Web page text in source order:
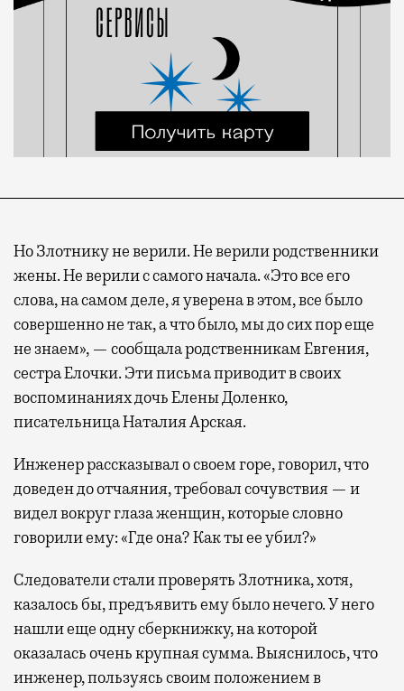
Но Злотнику не верили. Не верили родственники
жены. Не верили с самого начала. «Это все его
слова, на самом деле, я уверена в этом, все было
совершенно не так, а что было, мы до сих пор еще
не знаем», — сообщала родственникам Евгения,
сестра Елочки. Эти письма приводит в своих
воспоминаниях дочь Елены Доленко,
писательница Наталия Арская.
Инженер рассказывал о своем горе, говорил, что
доведен до отчаяния, требовал сочувствия — и
видел вокруг глаза женщин, которые словно
говорили ему: «Где она? Как ты ее убил?»
Следователи стали проверять Злотника, хотя,
казалось бы, предъявить ему было нечего. У него
нашли еще одну сберкнижку, на которой
оказалась очень крупная сумма. Выяснилось, что
инженер, пользуясь своим положением в